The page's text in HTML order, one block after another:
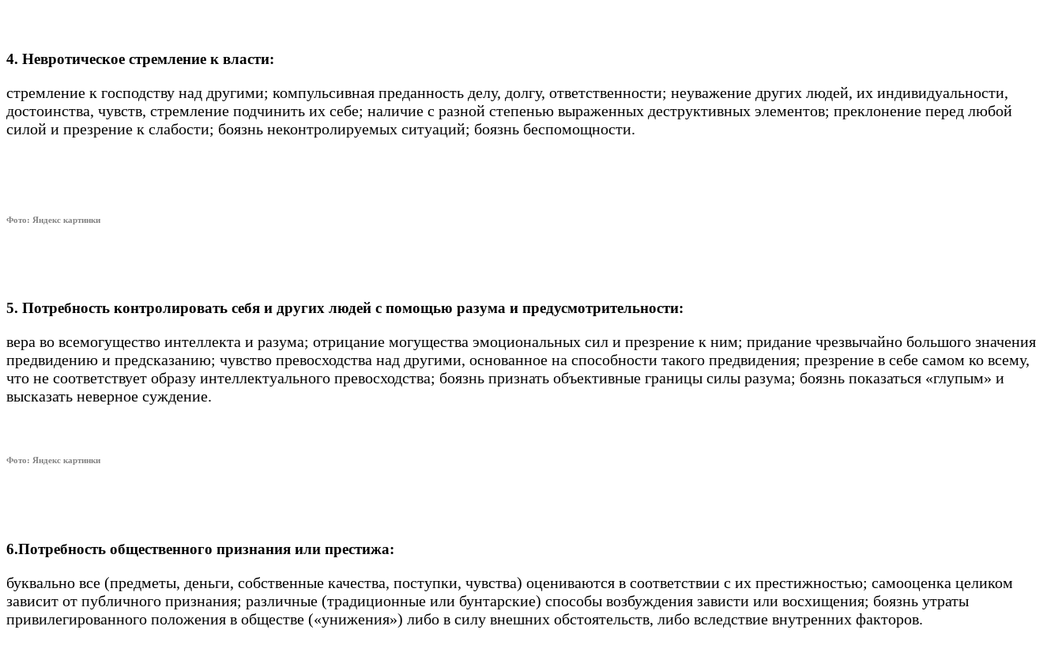
4. Невротическое стремление к власти:
стремление к господству над другими; компульсивная преданность делу, долгу, ответственности; неуважение других людей, их индивидуальности,
достоинства, чувств, стремление подчинить их себе; наличие с разной степенью выраженных деструктивных элементов; преклонение перед любой
силой и презрение к слабости; боязнь неконтролируемых ситуаций; боязнь беспомощности.
Фото: Яндекс картинки
5. Потребность контролировать себя и других людей с помощью разума и предусмотрительности:
вера во всемогущество интеллекта и разума; отрицание могущества эмоциональных сил и презрение к ним; придание чрезвычайно большого значения
предвидению и предсказанию; чувство превосходства над другими, основанное на способности такого предвидения; презрение в себе самом ко всему,
что не соответствует образу интеллектуального превосходства; боязнь признать объективные границы силы разума; боязнь показаться «глупым» и
высказать неверное суждение.
Фото: Яндекс картинки
6.Потребность общественного признания или престижа:
буквально все (предметы, деньги, собственные качества, поступки, чувства) оцениваются в соответствии с их престижностью; самооценка целиком
зависит от публичного признания; различные (традиционные или бунтарские) способы возбуждения зависти или восхищения; боязнь утраты
привилегированного положения в обществе («унижения») либо в силу внешних обстоятельств, либо вследствие внутренних факторов.